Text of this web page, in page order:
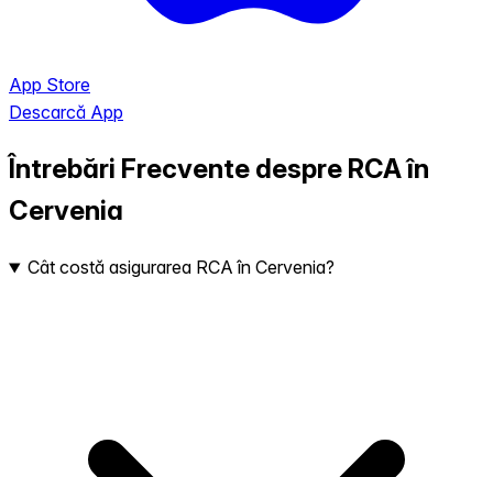
App Store
Descarcă App
Întrebări Frecvente despre RCA în
Cervenia
Cât costă asigurarea RCA în Cervenia?